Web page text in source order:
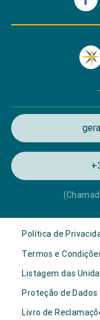
Política de
Termos e
Listagem das
Proteção de Dados
Livro de